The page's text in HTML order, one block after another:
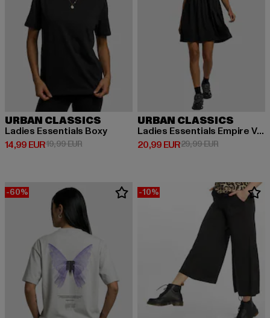
URBAN CLASSICS
Ladies Essentials Boxy
14,99 EUR
Derzeitiger Preis: 14,99 EUR
19,99 EURAktionspreis: 19,99 EUR
URBAN CLASSICS
Ladies Essentials Empire Valance
20,99 EUR
Derzeitiger Preis: 20,99 EUR
29,99 EURAktionspreis:
-60% -10%